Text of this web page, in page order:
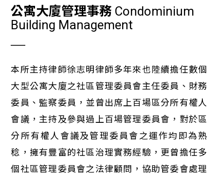
公寓大廈管理事務 Condominium
Building Management
本所主持律師徐志明律師多年來也陸續擔任數個
大型公寓大廈之社區管理委員會主任委員、財務
委員、監察委員，並曾出席上百場區分所有權人
會議，主持及參與過上百場管理委員會，對於區
分所有權人會議及管理委員會之運作均即為熟
稔，擁有豐富的社區治理實務經驗，更曾擔任多
個社區管理委員會之法律顧問，協助管委會處理